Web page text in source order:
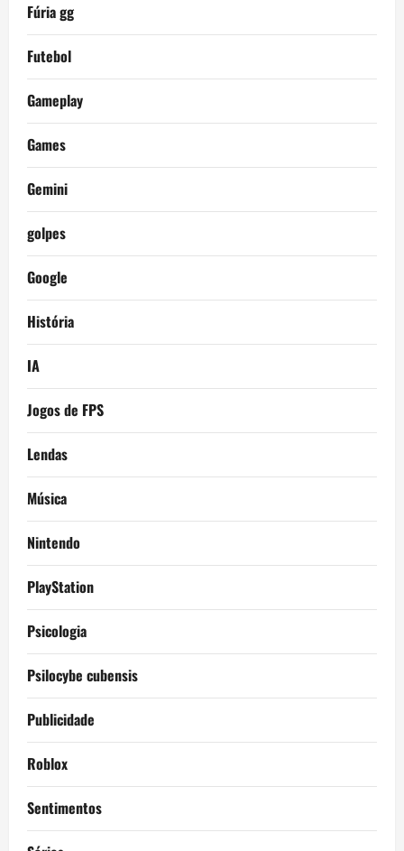
Fúria gg
Futebol
Gameplay
Games
Gemini
golpes
Google
História
IA
Jogos de FPS
Lendas
Música
Nintendo
PlayStation
Psicologia
Psilocybe cubensis
Publicidade
Roblox
Sentimentos